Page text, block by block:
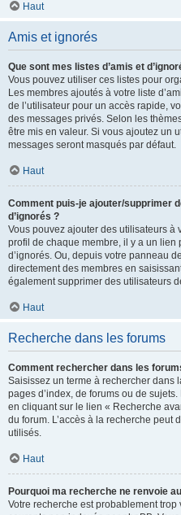
Haut
Amis et ignorés
Que sont mes listes d’amis et
Vous pouvez utiliser ces listes pour
Les membres ajoutés à votre liste
de l’utilisateur pour un accès rapide,
des messages privés. Selon les
être mis en valeur. Si vous ajoutez un
messages seront masqués par défaut.
Haut
Comment puis-je ajouter/supprimer
d’ignorés ?
Vous pouvez ajouter des utilisateurs à
profil de chaque membre, il y a un lien
d’ignorés. Ou, depuis votre panneau
directement des membres en
également supprimer des utilisateurs
Haut
Recherche dans les forums
Comment rechercher dans les
Saisissez un terme à rechercher dans
pages d’index, de forums ou de
en cliquant sur le lien « Recherche
du forum. L’accès à la recherche peut
utilisés.
Haut
Pourquoi ma recherche ne renvoie
Votre recherche est probablement